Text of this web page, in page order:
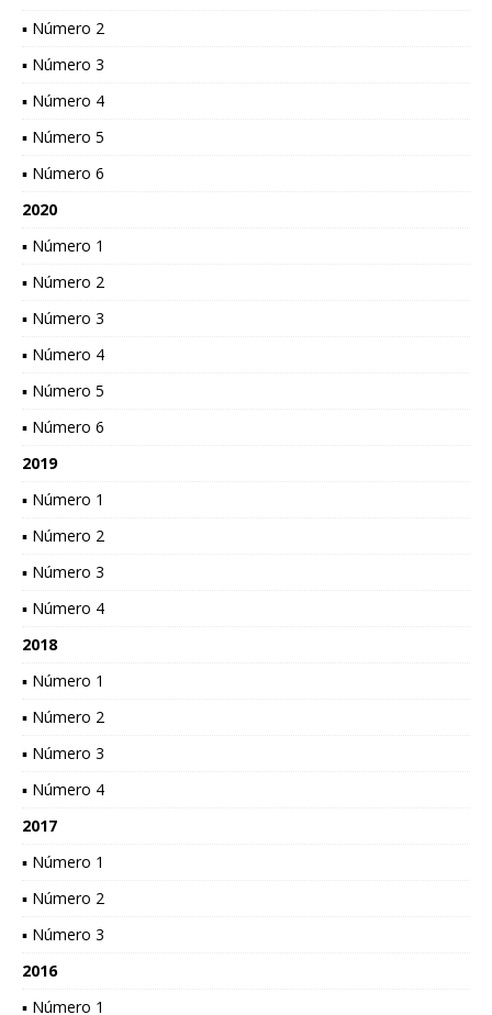
▪ Número 2
▪ Número 3
▪ Número 4
▪ Número 5
▪ Número 6
2020
▪ Número 1
▪ Número 2
▪ Número 3
▪ Número 4
▪ Número 5
▪ Número 6
2019
▪ Número 1
▪ Número 2
▪ Número 3
▪ Número 4
2018
▪ Número 1
▪ Número 2
▪ Número 3
▪ Número 4
2017
▪ Número 1
▪ Número 2
▪ Número 3
2016
▪ Número 1